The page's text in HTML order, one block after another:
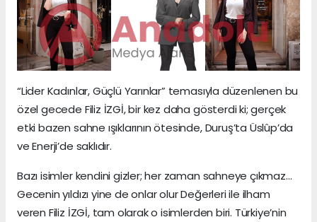
“Lider Kadınlar, Güçlü Yarınlar” temasıyla düzenlenen bu
özel gecede Filiz İZGİ, bir kez daha gösterdi ki; gerçek
etki bazen sahne ışıklarının ötesinde, Duruş’ta Üslûp’da
ve Enerji’de saklıdır.
Bazı isimler kendini gizler; her zaman sahneye çıkmaz…
Gecenin yıldızı yine de onlar olur Değerleri ile ilham
veren Filiz İZGİ, tam olarak o isimlerden biri. Türkiye’nin